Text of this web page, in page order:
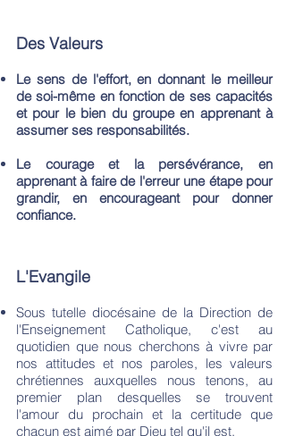
Des Valeurs
Le sens de l'effort, en donnant le meilleur
de soi-même en fonction de ses capacités
et pour le bien du groupe en apprenant à
assumer ses responsabilités.
Le courage et la persévérance, en
apprenant à faire de l'erreur une étape pour
grandir, en encourageant pour donner
confiance.
L'Evangile
Sous tutelle diocésaine de la Direction de
l'Enseignement Catholique, c'est au
quotidien que nous cherchons à vivre par
nos attitudes et nos paroles, les valeurs
chrétiennes auxquelles nous tenons, au
premier plan desquelles se trouvent
l'amour du prochain et la certitude que
chacun est aimé par Dieu tel qu'il est.